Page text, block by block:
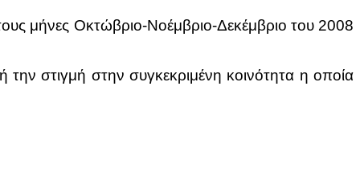
μήνες Οκτώβριο-Νοέμβριο-Δεκέμβριο του 2008
την στιγμή στην συγκεκριμένη κοινότητα η οποία